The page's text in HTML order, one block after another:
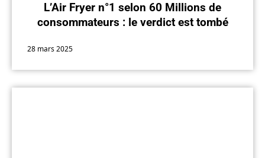
L’Air Fryer n°1 selon 60 Millions de
consommateurs : le verdict est tombé
28 mars 2025